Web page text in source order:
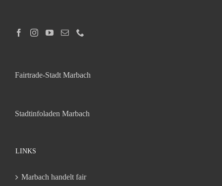
Fairtrade-Stadt Marbach
Stadtinfoladen Marbach
LINKS
Marbach handelt fair